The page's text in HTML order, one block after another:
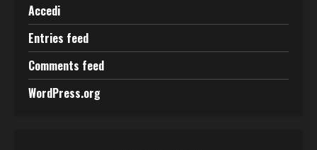
Accedi
Entries feed
Comments feed
WordPress.org